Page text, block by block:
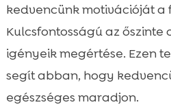
kedvencünk motivációját a
Kulcsfontosságú az
igényeik megértése. Ezen
segít abban, hogy
egészséges maradjon.